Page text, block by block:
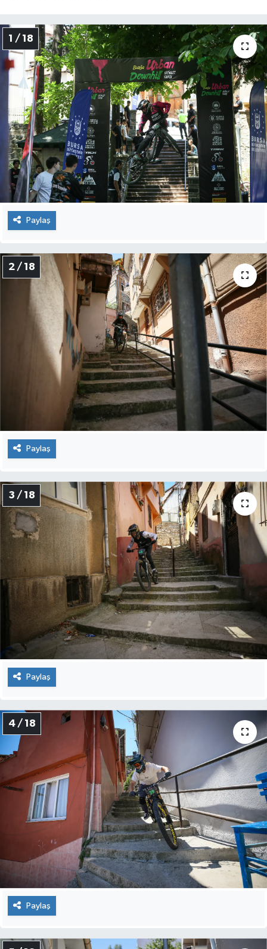
1 / 18
Paylaş
2 / 18
Paylaş
3 / 18
Paylaş
4 / 18
Paylaş
MAGAZİN
MANŞET
Manyas
OLAY
OTOMOTİV
Resmi İlanlar
SAĞLIK
SEYAHAT
SİYASET
Sındırgı
SPOR
SÜRMANŞET
TARİHTE BUGÜN
TEKNOLOJİ
Trend
TÜRKİYE
VİZYONDAKİLER
YAŞAM